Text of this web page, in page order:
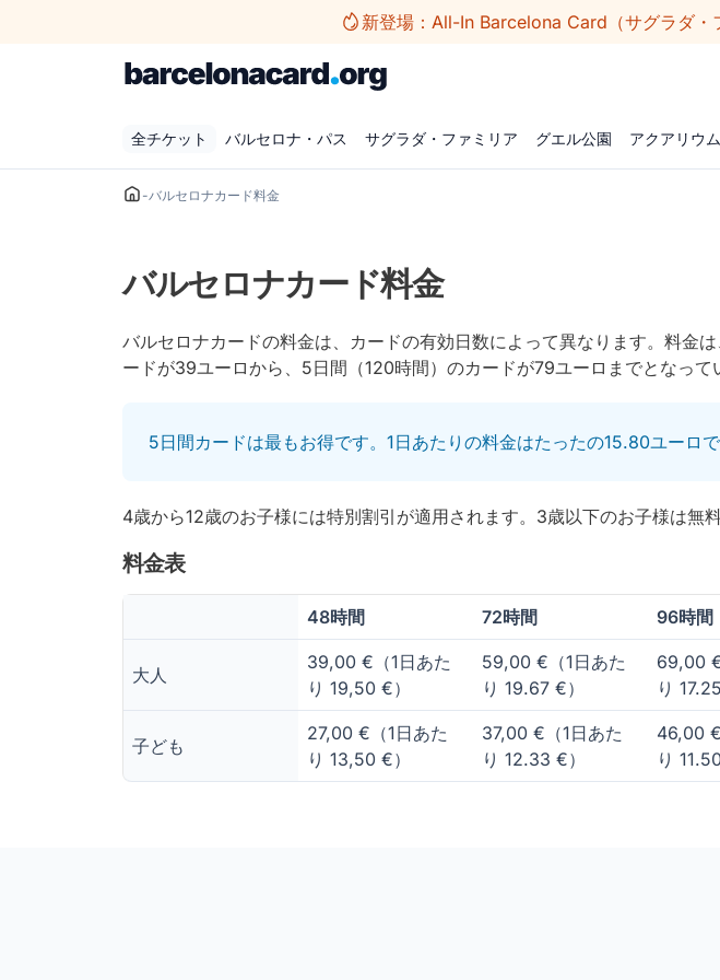
ス
新登場：All-In Barcelona Card（サグラダ
全チケット バルセロナ・パス サグラダ・ファミリア グエル公園 アクアリウム
-バルセロナカード料金
バルセロナカード料金
バルセロナカードの料金は、カードの有効日数によって異なります。料金
ードが39ユーロから、5日間（120時間）のカードが79ユーロまでとなって
5日間カードは最もお得です。1日あたりの料金はたったの15.80ユーロで
4歳から12歳のお子様には特別割引が適用されます。3歳以下のお子様は無料
料金表
48時間 72時間 96時間
大人
39,00 €（1日あた
り 19,50 €）
59,00 €（1日あた
り 19.67 €）
69,00
り
子ども
27,00 €（1日あた
り 13,50 €）
37,00 €（1日あた
り 12.33 €）
46,00
り